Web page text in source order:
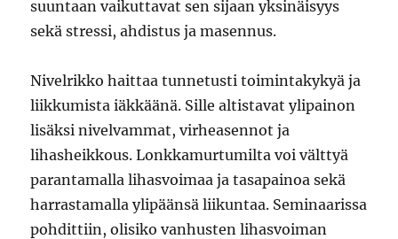
suuntaan vaikuttavat sen sijaan yksinäisyys
sekä stressi, ahdistus ja masennus.
Nivelrikko haittaa tunnetusti toimintakykyä ja
liikkumista iäkkäänä. Sille altistavat ylipainon
lisäksi nivelvammat, virheasennot ja
lihasheikkous. Lonkkamurtumilta voi välttyä
parantamalla lihasvoimaa ja tasapainoa sekä
harrastamalla ylipäänsä liikuntaa. Seminaarissa
pohdittiin, olisiko vanhusten lihasvoiman